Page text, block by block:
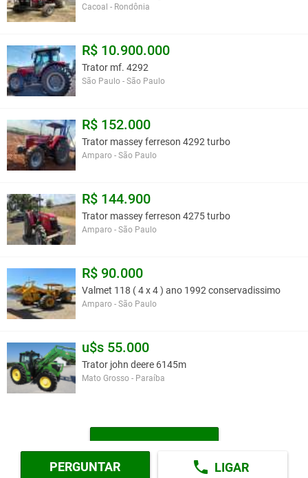
PERGUNTAR LIGAR
Cacoal - Rondônia
R$ 10.900.000
Trator mf. 4292
São Paulo - São Paulo
R$ 152.000
Trator massey ferreson 4292 turbo
Amparo - São Paulo
R$ 144.900
Trator massey ferreson 4275 turbo
Amparo - São Paulo
R$ 90.000
Valmet 118 ( 4 x 4 ) ano 1992 conservadissimo
Amparo - São Paulo
u$s 55.000
Trator john deere 6145m
Mato Grosso - Paraíba